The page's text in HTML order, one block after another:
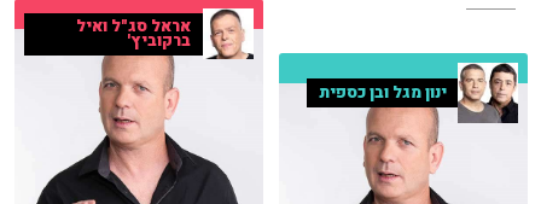
אראל סג"ל ואיל
ברקוביץ'
ינון מגל ובן כספית